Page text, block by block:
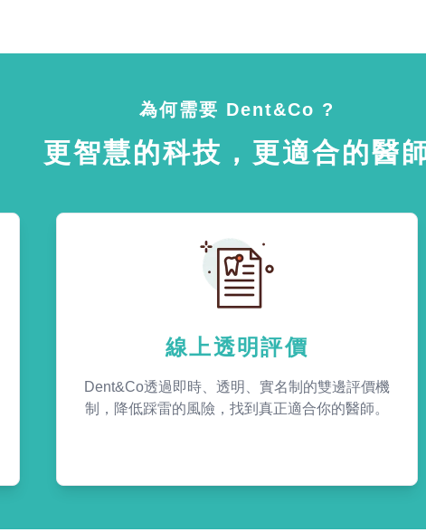
為何需要 Dent&Co ?
更智慧的科技，更適合的醫
線上透明評價
Dent&Co透過即時、透明、實名制的雙邊評價機
制，降低踩雷的風險，找到真正適合你的醫師。